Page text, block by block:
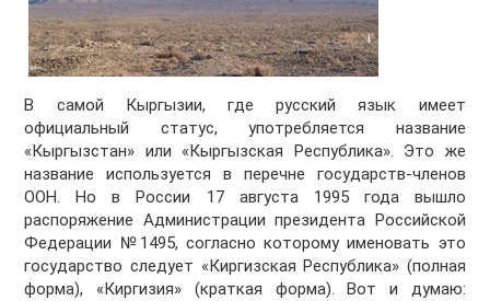
В самой Кыргызии, где русский язык имеет
официальный статус, употребляется название
«Кыргызстан» или «Кыргызская Республика». Это же
название используется в перечне государств-членов
ООН. Но в России 17 августа 1995 года вышло
распоряжение Администрации президента Российской
Федерации №1495, согласно которому именовать это
государство следует «Киргизская Республика» (полная
форма), «Киргизия» (краткая форма). Вот и думаю: